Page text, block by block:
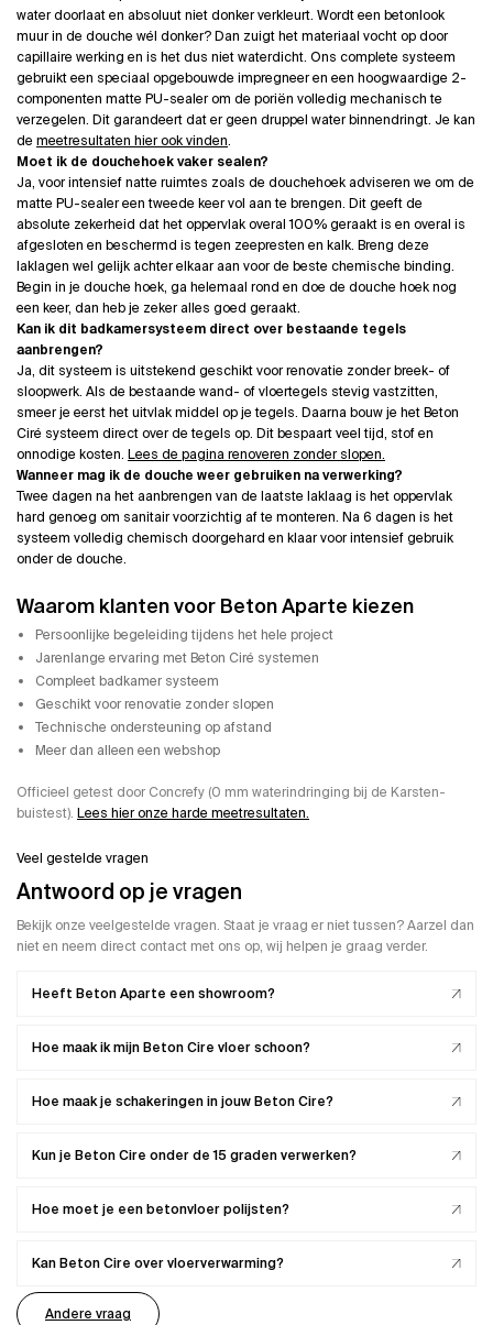
water doorlaat en absoluut niet donker verkleurt. Wordt een betonlook
muur in de douche wél donker? Dan zuigt het materiaal vocht op door
capillaire werking en is het dus niet waterdicht. Ons complete systeem
gebruikt een speciaal opgebouwde impregneer en een hoogwaardige 2-
componenten matte PU-sealer om de poriën volledig mechanisch te
verzegelen. Dit garandeert dat er geen druppel water binnendringt. Je kan
de meetresultaten hier ook vinden.
Moet ik de douchehoek vaker sealen?
Ja, voor intensief natte ruimtes zoals de douchehoek adviseren we om de
matte PU-sealer een tweede keer vol aan te brengen. Dit geeft de
absolute zekerheid dat het oppervlak overal 100% geraakt is en overal is
afgesloten en beschermd is tegen zeepresten en kalk. Breng deze
laklagen wel gelijk achter elkaar aan voor de beste chemische binding.
Begin in je douche hoek, ga helemaal rond en doe de douche hoek nog
een keer, dan heb je zeker alles goed geraakt.
Kan ik dit badkamersysteem direct over bestaande tegels
aanbrengen?
Ja, dit systeem is uitstekend geschikt voor renovatie zonder breek- of
sloopwerk. Als de bestaande wand- of vloertegels stevig vastzitten,
smeer je eerst het uitvlak middel op je tegels. Daarna bouw je het Beton
Ciré systeem direct over de tegels op. Dit bespaart veel tijd, stof en
onnodige kosten. Lees de pagina renoveren zonder slopen.
Wanneer mag ik de douche weer gebruiken na verwerking?
Twee dagen na het aanbrengen van de laatste laklaag is het oppervlak
hard genoeg om sanitair voorzichtig af te monteren. Na 6 dagen is het
systeem volledig chemisch doorgehard en klaar voor intensief gebruik
onder de douche.
Waarom klanten voor Beton Aparte kiezen
Persoonlijke begeleiding tijdens het hele project
Jarenlange ervaring met Beton Ciré systemen
Compleet badkamer systeem
Geschikt voor renovatie zonder slopen
Technische ondersteuning op afstand
Meer dan alleen een webshop
Officieel getest door Concrefy (0 mm waterindringing bij de Karsten-
buistest). Lees hier onze harde meetresultaten.
Veel gestelde vragen
Antwoord op je vragen
Bekijk onze veelgestelde vragen. Staat je vraag er niet tussen? Aarzel dan
niet en neem direct contact met ons op, wij helpen je graag verder.
Heeft Beton Aparte een showroom?
Hoe maak ik mijn Beton Cire vloer schoon?
Hoe maak je schakeringen in jouw Beton Cire?
Kun je Beton Cire onder de 15 graden verwerken?
Hoe moet je een betonvloer polijsten?
Kan Beton Cire over vloerverwarming?
Andere vraag